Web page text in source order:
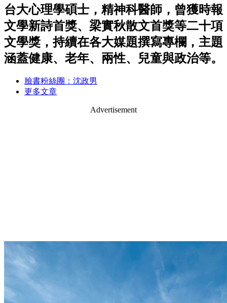
台大心理學碩士，精神科醫師，曾獲時報
文學新詩首獎、梁實秋散文首獎等二十項
文學獎，持續在各大媒題撰寫專欄，主題
涵蓋健康、老年、兩性、兒童與政治等。
臉書粉絲團：沈政男
更多文章
Advertisement